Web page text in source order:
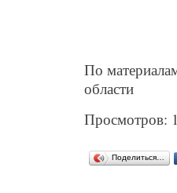
По
области
Просмотров:
Поделиться…